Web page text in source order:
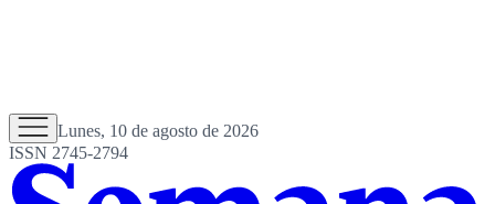
Lunes, 10 de agosto de 2026
ISSN 2745-2794